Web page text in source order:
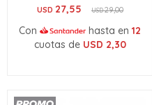
USD 27,55 USD29,00
Con hasta en 12
cuotas de USD 2,30